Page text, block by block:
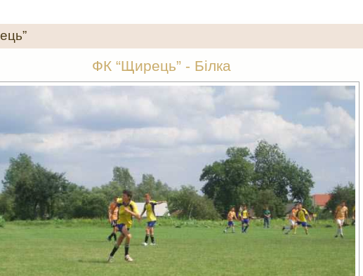
ФК “Щирець” - Білка